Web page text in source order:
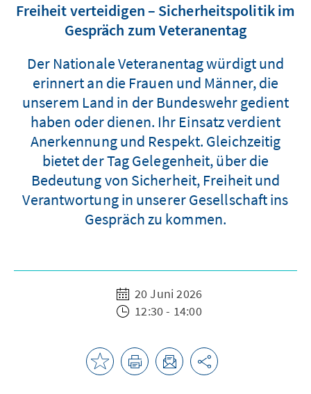
Freiheit verteidigen – Sicherheitspolitik im
Gespräch zum Veteranentag
Der Nationale Veteranentag würdigt und
erinnert an die Frauen und Männer, die
unserem Land in der Bundeswehr gedient
haben oder dienen. Ihr Einsatz verdient
Anerkennung und Respekt. Gleichzeitig
bietet der Tag Gelegenheit, über die
Bedeutung von Sicherheit, Freiheit und
Verantwortung in unserer Gesellschaft ins
Gespräch zu kommen.
20 Juni 2026
12:30 - 14:00